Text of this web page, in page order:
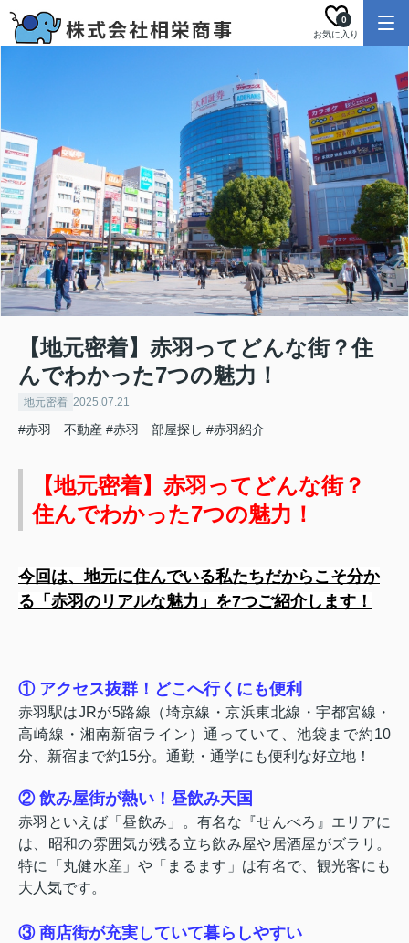
お気に入り
0
【地元密着】赤羽ってどんな街？住
んでわかった7つの魅力！
地元密着 2025.07.21
#赤羽 不動産 #赤羽 部屋探し #赤羽紹介
【地元密着】赤羽ってどんな街？
住んでわかった7つの魅力！
今回は、地元に住んでいる私たちだからこそ分か
る「赤羽のリアルな魅力」を7つご紹介します！
① アクセス抜群！どこへ行くにも便利
赤羽駅はJRが5路線（埼京線・京浜東北線・宇都宮線・
高崎線・湘南新宿ライン）通っていて、池袋まで約10
分、新宿まで約15分。通勤・通学にも便利な好立地！
② 飲み屋街が熱い！昼飲み天国
赤羽といえば「昼飲み」。有名な『せんべろ』エリアに
は、昭和の雰囲気が残る立ち飲み屋や居酒屋がズラリ。
特に「丸健水産」や「まるます」は有名で、観光客にも
大人気です。
③ 商店街が充実していて暮らしやすい